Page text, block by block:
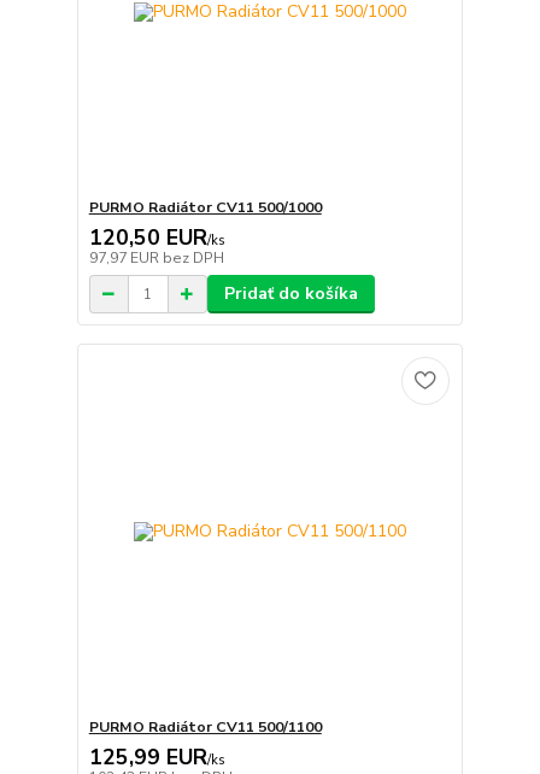
PURMO Radiátor CV11 500/1000
120,50 EUR/ks
97,97 EUR bez DPH
Pridať do košíka
PURMO Radiátor CV11 500/1100
125,99 EUR/ks